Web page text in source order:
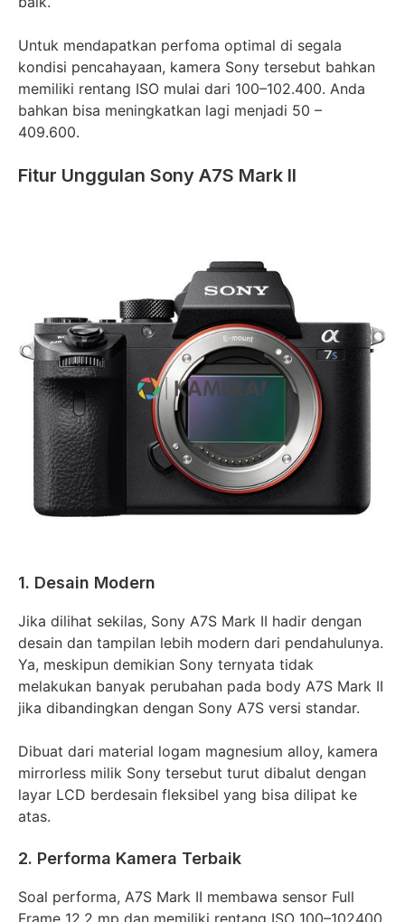
Untuk mendapatkan perfoma optimal di segala
kondisi pencahayaan, kamera Sony tersebut bahkan
memiliki rentang ISO mulai dari 100–102.400. Anda
bahkan bisa meningkatkan lagi menjadi 50 –
409.600.
Fitur Unggulan Sony A7S Mark II
1. Desain Modern
Jika dilihat sekilas, Sony A7S Mark II hadir dengan
desain dan tampilan lebih modern dari pendahulunya.
Ya, meskipun demikian Sony ternyata tidak
melakukan banyak perubahan pada body A7S Mark II
jika dibandingkan dengan Sony A7S versi standar.
Dibuat dari material logam magnesium alloy, kamera
mirrorless milik Sony tersebut turut dibalut dengan
layar LCD berdesain fleksibel yang bisa dilipat ke
atas.
2. Performa Kamera Terbaik
Soal performa, A7S Mark II membawa sensor Full
Frame 12.2 mp dan memiliki rentang ISO 100–102400